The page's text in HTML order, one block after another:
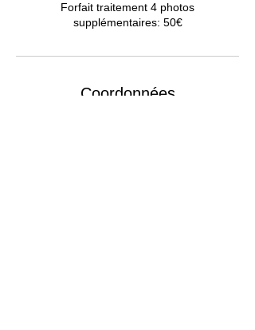
Forfait traitement 4 photos
supplémentaires: 50€
Coordonnées